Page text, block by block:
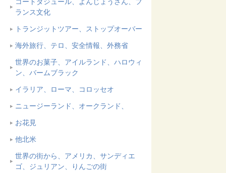
ランス文化
トランジットツアー、ストップオーバー
海外旅行、テロ、安全情報、外務省
世界のお菓子、アイルランド、ハロウィ
ン、バームブラック
イラリア、ローマ、コロッセオ
ニュージーランド、オークランド、
お花見
他北米
世界の街から、アメリカ、サンディエ
ゴ、ジュリアン、りんごの街